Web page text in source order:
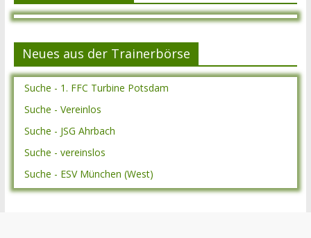
Neues aus der Trainerbörse
Suche - 1. FFC Turbine Potsdam
Suche - Vereinlos
Suche - JSG Ahrbach
Suche - vereinslos
Suche - ESV München (West)